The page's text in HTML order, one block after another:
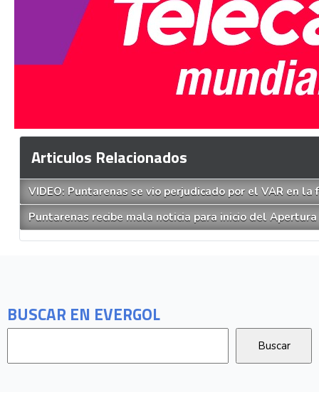
BUSCAR EN EVERGOL
Articulos Relacionados
VIDEO: Puntarenas se vio perjudicado por el VAR en
Puntarenas recibe mala noticia para inicio del Apertura